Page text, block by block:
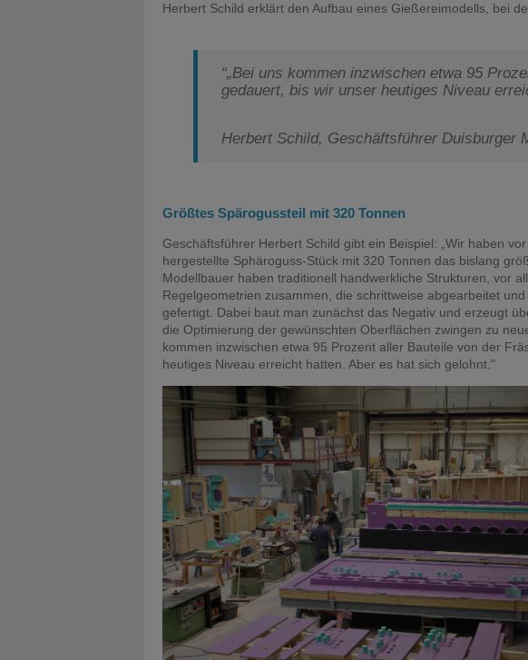
Herbert Schild erklärt den Aufbau eines Gießereimodells, bei
“„Bei uns kommen inzwischen etwa 95
gedauert, bis wir unser heutiges Niveau
Herbert Schild, Geschäftsführer Duisburger
Größtes Spärogussteil mit 320 Tonnen
Geschäftsführer Herbert Schild gibt ein Beispiel: „Wir haben
hergestellte Sphäroguss-Stück mit 320 Tonnen das bislang
Modellbauer haben traditionell handwerkliche Strukturen, vor
Regelgeometrien zusammen, die schrittweise abgearbeitet
gefertigt. Dabei baut man zunächst das Negativ und erzeugt
die Optimierung der gewünschten Oberflächen zwingen zu
kommen inzwischen etwa 95 Prozent aller Bauteile von der
heutiges Niveau erreicht hatten. Aber es hat sich gelohnt."